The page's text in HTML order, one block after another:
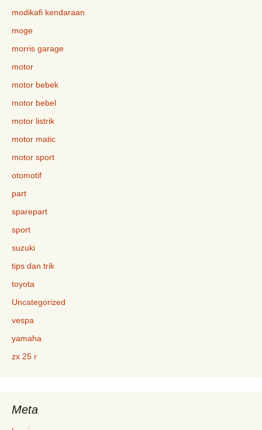
modikafi kendaraan
moge
morris garage
motor
motor bebek
motor bebel
motor listrik
motor matic
motor sport
otomotif
part
sparepart
sport
suzuki
tips dan trik
toyota
Uncategorized
vespa
yamaha
zx 25 r
Meta